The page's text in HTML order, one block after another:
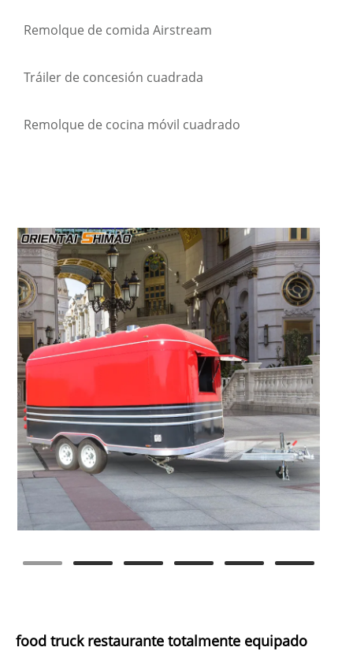
Remolque de comida Airstream
Tráiler de concesión cuadrada
Remolque de cocina móvil cuadrado
food truck restaurante totalmente equipado